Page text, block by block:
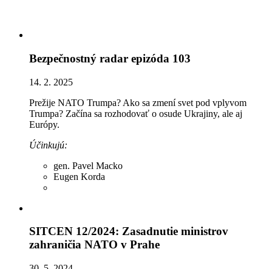
Bezpečnostný radar epizóda 103
14. 2. 2025
Prežije NATO Trumpa? Ako sa zmení svet pod vplyvom
Trumpa? Začína sa rozhodovať o osude Ukrajiny, ale aj
Európy.
Účinkujú:
gen. Pavel Macko
Eugen Korda
SITCEN 12/2024: Zasadnutie ministrov
zahraničia NATO v Prahe